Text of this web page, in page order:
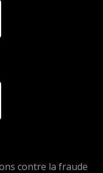
contre la fraude